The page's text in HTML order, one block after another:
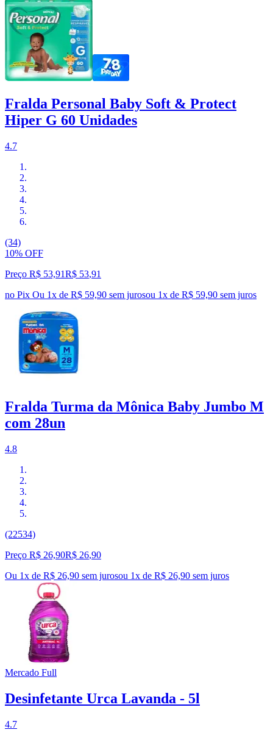
Fralda Personal Baby Soft & Protect
Hiper G 60 Unidades
4.7
(34)
10% OFF
Preço R$ 53,91R$ 53,91
no Pix Ou 1x de R$ 59,90 sem jurosou 1x de R$ 59,90 sem juros
Fralda Turma da Mônica Baby Jumbo M
com 28un
4.8
(22534)
Preço R$ 26,90R$ 26,90
Ou 1x de R$ 26,90 sem jurosou 1x de R$ 26,90 sem juros
Mercado Full
Desinfetante Urca Lavanda - 5l
4.7